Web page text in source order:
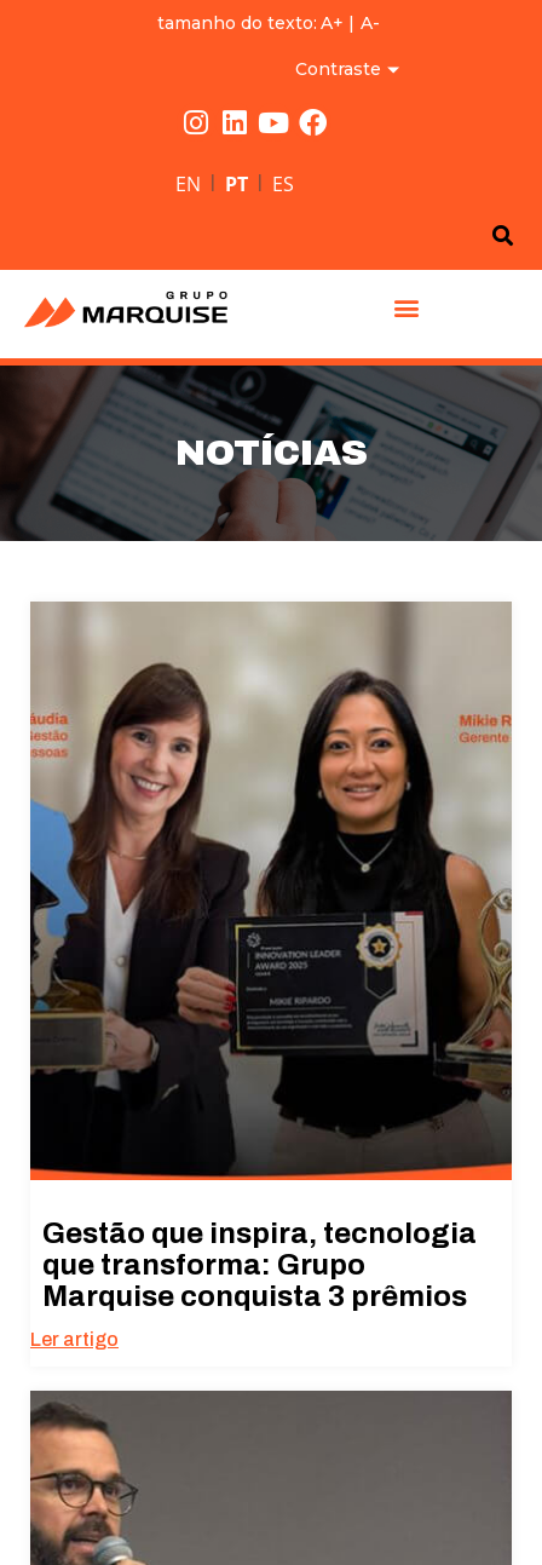
tamanho do texto: A+ | A-
Contraste
EN | PT | ES
NOTÍCIAS
Gestão que inspira, tecnologia
que transforma: Grupo
Marquise conquista 3 prêmios
Ler artigo